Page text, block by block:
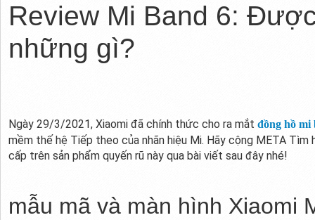
Review Mi Band 6:
những gì?
Ngày 29/3/2021, Xiaomi đã chính thức cho ra mắt đồng hồ mi
mềm thế hệ Tiếp theo của nhãn hiệu Mi. Hãy cộng META Tìm
cấp trên sản phẩm quyến rũ này qua bài viết sau đây nhé!
mẫu mã và màn hình Xiaomi